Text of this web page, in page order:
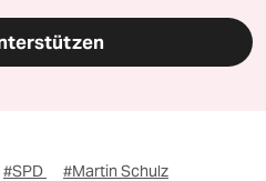
#SPD #Martin Schulz